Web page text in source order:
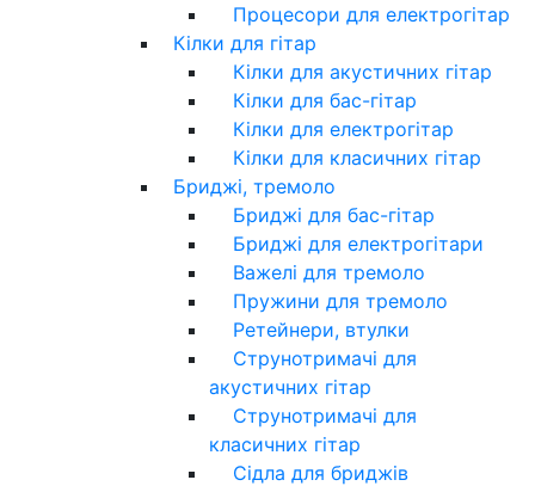
Процесори для електрогітар
Кілки для гітар
Кілки для акустичних гітар
Кілки для бас-гітар
Кілки для електрогітар
Кілки для класичних гітар
Бриджі, тремоло
Бриджі для бас-гітар
Бриджі для електрогітари
Важелі для тремоло
Пружини для тремоло
Ретейнери, втулки
Струнотримачі для
акустичних гітар
Струнотримачі для
класичних гітар
Сідла для бриджів